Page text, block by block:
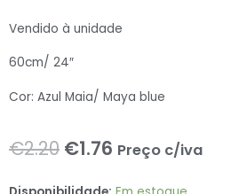
Vendido à unidade
60cm/ 24″
Cor: Azul Maia/ Maya blue
€2.20 O
preço
€1.76 O
preço
Preço c/iva